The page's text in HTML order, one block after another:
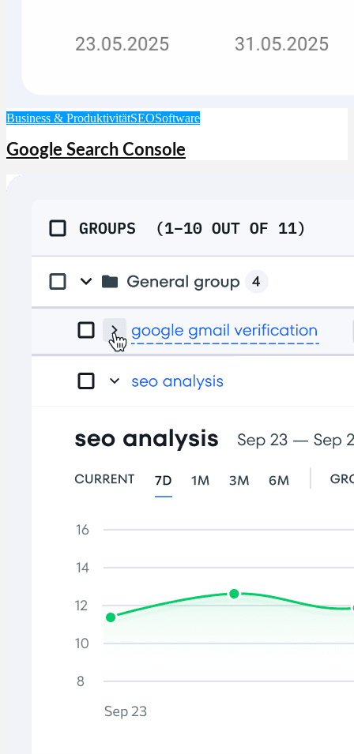
Business & ProduktivitätSEOSoftware
Google Search Console